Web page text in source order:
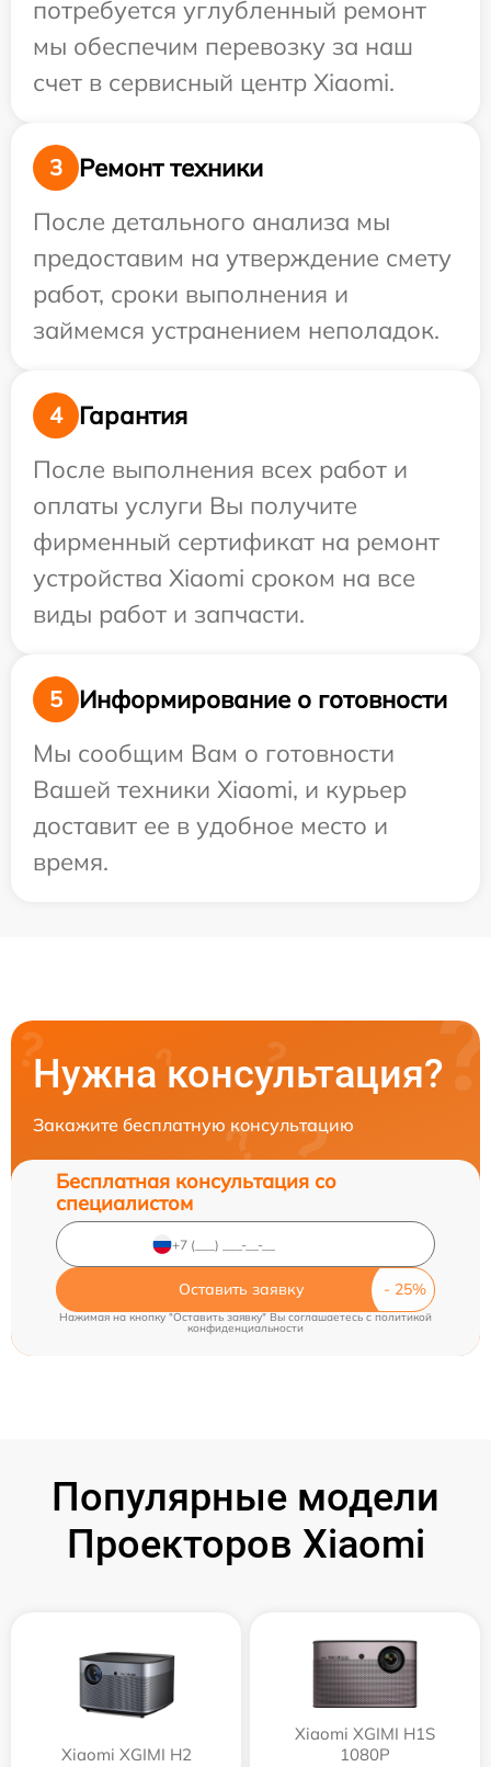
потребуется углубленный ремонт
мы обеспечим перевозку за наш
счет в сервисный центр Xiaomi.
3
Ремонт техники
После детального анализа мы
предоставим на утверждение смету
работ, сроки выполнения и
займемся устранением неполадок.
4
Гарантия
После выполнения всех работ и
оплаты услуги Вы получите
фирменный сертификат на ремонт
устройства Xiaomi сроком на все
виды работ и запчасти.
5
Информирование о готовности
Мы сообщим Вам о готовности
Вашей техники Xiaomi, и курьер
доставит ее в удобное место и
время.
Нужна консультация?
Закажите бесплатную консультацию
Бесплатная консультация со
специалистом
Оставить заявку
Нажимая на кнопку "Оставить заявку" Вы соглашаетесь c политикой
конфиденциальности
Популярные модели
Проекторов Xiaomi
Xiaomi XGIMI H2
Xiaomi XGIMI H1S
1080P